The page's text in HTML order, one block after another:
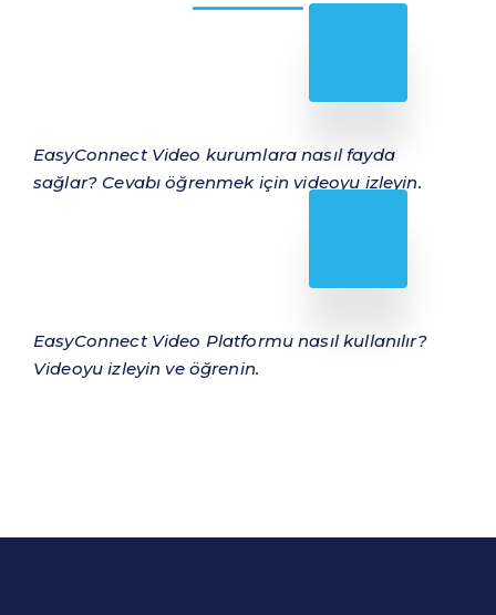
EasyConnect Video kurumlara nasıl fayda
sağlar? Cevabı öğrenmek için videoyu izleyin.
EasyConnect Video Platformu nasıl kullanılır?
Videoyu izleyin ve öğrenin.